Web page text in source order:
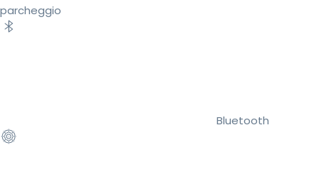
parcheggio
Bluetooth